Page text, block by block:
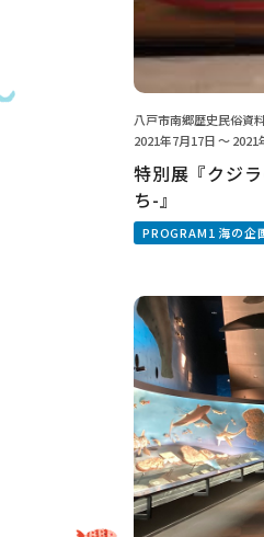
八戸市南郷歴史民俗資
2021年7月17日 ～ 2021
特別展『クジ
ち-』
PROGRAM1 海の企